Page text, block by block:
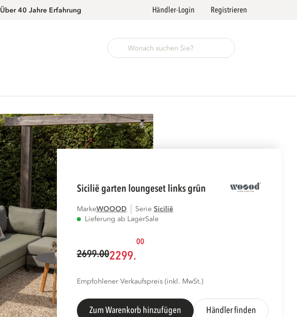
Über 40 Jahre Erfahrung Händler-Login Registrieren
sicilië garten loungeset links grün
MarkeWOOOD Serie
sicilië
Lieferung ab LagerSale
2699.002299.
00
Empfohlener Verkaufspreis (inkl. MwSt.)
Zum Warenkorb hinzufügen Händler finden